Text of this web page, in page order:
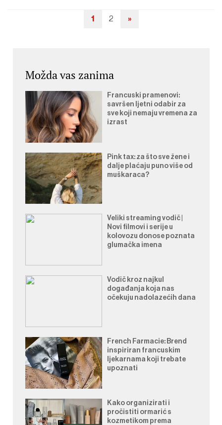
Navigacija
1 2 »
Možda vas zanima
Francuski pramenovi:
savršen ljetni odabir za
sve koji nemaju vremena za
izrast
Pink tax: za što sve žene i
dalje plaćaju puno više od
muškaraca?
Veliki streaming vodič |
Novi filmovi i serije u
kolovozu donose poznata
glumačka imena
Vodič kroz najkul
događanja koja nas
očekuju nadolazećih dana
French Farmacie: Brend
inspiriran francuskim
ljekarnama koji trebate
upoznati
Kako organizirati i
pročistiti ormarić s
kozmetikom prema